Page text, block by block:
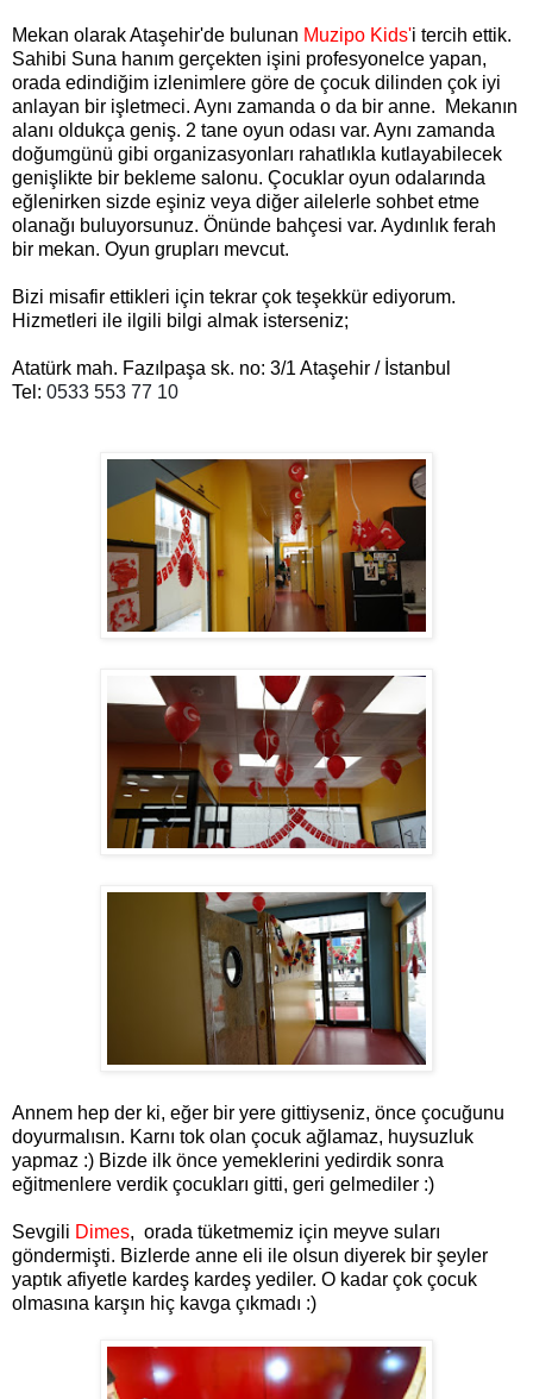
Mekan olarak Ataşehir'de bulunan Muzipo Kids'i tercih ettik.
Sahibi Suna hanım gerçekten işini profesyonelce yapan,
orada edindiğim izlenimlere göre de çocuk dilinden çok iyi
anlayan bir işletmeci. Aynı zamanda o da bir anne. Mekanın
alanı oldukça geniş. 2 tane oyun odası var. Aynı zamanda
doğumgünü gibi organizasyonları rahatlıkla kutlayabilecek
genişlikte bir bekleme salonu. Çocuklar oyun odalarında
eğlenirken sizde eşiniz veya diğer ailelerle sohbet etme
olanağı buluyorsunuz. Önünde bahçesi var. Aydınlık ferah
bir mekan. Oyun grupları mevcut.
Bizi misafir ettikleri için tekrar çok teşekkür ediyorum.
Hizmetleri ile ilgili bilgi almak isterseniz;
Atatürk mah. Fazılpaşa sk. no: 3/1 Ataşehir / İstanbul
Tel: 0533 553 77 10
Annem hep der ki, eğer bir yere gittiyseniz, önce çocuğunu
doyurmalısın. Karnı tok olan çocuk ağlamaz, huysuzluk
yapmaz :) Bizde ilk önce yemeklerini yedirdik sonra
eğitmenlere verdik çocukları gitti, geri gelmediler :)
Sevgili Dimes, orada tüketmemiz için meyve suları
göndermişti. Bizlerde anne eli ile olsun diyerek bir şeyler
yaptık afiyetle kardeş kardeş yediler. O kadar çok çocuk
olmasına karşın hiç kavga çıkmadı :)